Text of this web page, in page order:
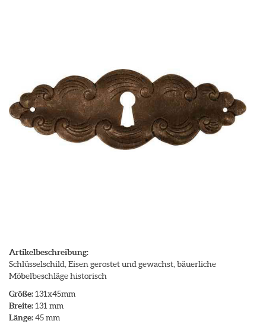
Artikelbeschreibung:
Schlüsselschild, Eisen gerostet und gewachst, bäuerliche
Möbelbeschläge historisch
Größe:131x45mm
Breite:131 mm
Länge:45 mm